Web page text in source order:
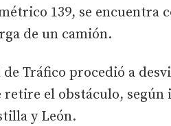
139, se encuentra
de un camión.
de Tráfico procedió a
retire el obstáculo,
y León.